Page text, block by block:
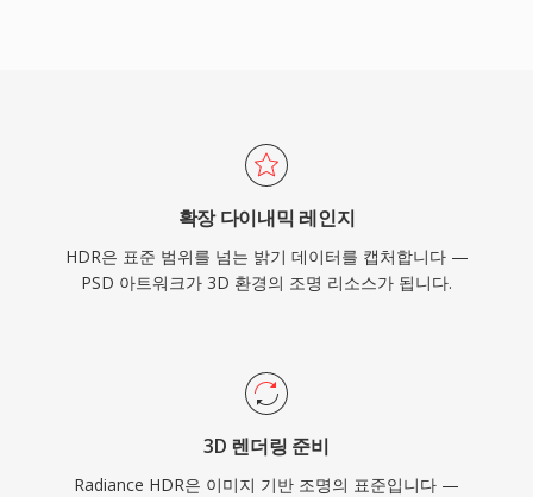
확장 다이내믹 레인지
HDR은 표준 범위를 넘는 밝기 데이터를 캡처합니다 —
PSD 아트워크가 3D 환경의 조명 리소스가 됩니다.
3D 렌더링 준비
Radiance HDR은 이미지 기반 조명의 표준입니다 —